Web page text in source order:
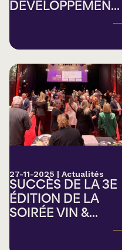
DÉVELOPPEMEN...
27-11-2025 | Actualités
SUCCÈS DE LA 3E
ÉDITION DE LA
SOIRÉE VIN &...